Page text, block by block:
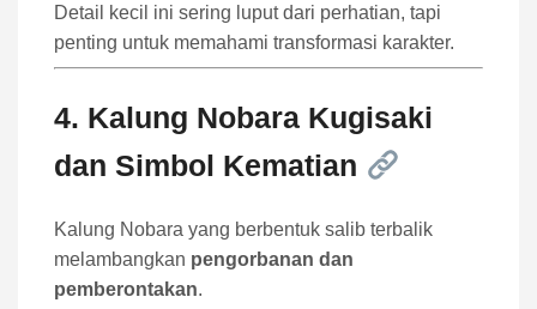
Detail kecil ini sering luput dari perhatian, tapi
penting untuk memahami transformasi karakter.
4. Kalung Nobara Kugisaki
dan Simbol Kematian
Kalung Nobara yang berbentuk salib terbalik
melambangkan pengorbanan dan
pemberontakan.